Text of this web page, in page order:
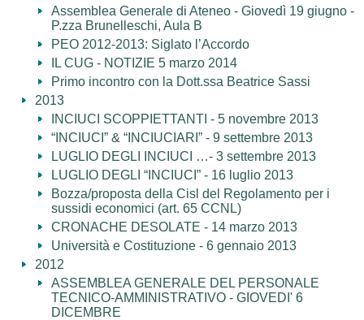
Assemblea Generale di Ateneo - Giovedì 19 giugno -
P.zza Brunelleschi, Aula B
PEO 2012-2013: Siglato l’Accordo
IL CUG - NOTIZIE 5 marzo 2014
Primo incontro con la Dott.ssa Beatrice Sassi
2013
INCIUCI SCOPPIETTANTI - 5 novembre 2013
“INCIUCI” & “INCIUCIARI” - 9 settembre 2013
LUGLIO DEGLI INCIUCI …- 3 settembre 2013
LUGLIO DEGLI “INCIUCI” - 16 luglio 2013
Bozza/proposta della Cisl del Regolamento per i
sussidi economici (art. 65 CCNL)
CRONACHE DESOLATE - 14 marzo 2013
Università e Costituzione - 6 gennaio 2013
2012
ASSEMBLEA GENERALE DEL PERSONALE
TECNICO-AMMINISTRATIVO - GIOVEDI' 6
DICEMBRE